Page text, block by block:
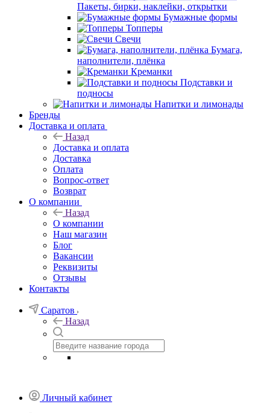
Пакеты, бирки, наклейки, открытки
Бумажные формы
Топперы
Свечи
Бумага,
наполнители, плёнка
Креманки
Подставки и
подносы
Напитки и лимонады
Бренды
Доставка и оплата
Назад
Доставка и оплата
Доставка
Оплата
Вопрос-ответ
Возврат
О компании
Назад
О компании
Наш магазин
Блог
Вакансии
Реквизиты
Отзывы
Контакты
Саратов
Назад
Личный кабинет